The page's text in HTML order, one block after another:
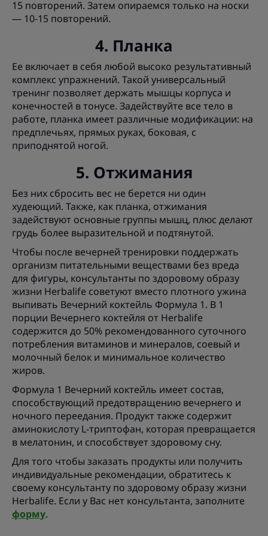
15 повторений. Затем опираемся только на носки
— 10-15 повторений.
4. Планка
Ее включает в себя любой высоко результативный
комплекс упражнений. Такой универсальный
тренинг позволяет держать мышцы корпуса и
конечностей в тонусе. Задействуйте все тело в
работе, планка имеет различные модификации: на
предплечьях, прямых руках, боковая, с
приподнятой ногой.
5. Отжимания
Без них сбросить вес не берется ни один
худеющий. Также, как планка, отжимания
задействуют основные группы мышц, плюс делают
грудь более выразительной и подтянутой.
Чтобы после вечерней тренировки поддержать
организм питательными веществами без вреда
для фигуры, консультанты по здоровому образу
жизни Herbalife советуют вместо плотного ужина
выпивать Вечерний коктейль Формула 1. В 1
порции Вечернего коктейля от Herbalife
содержится до 50% рекомендованного суточного
потребления витаминов и минералов, соевый и
молочный белок и минимальное количество
жиров.
Формула 1 Вечерний коктейль имеет состав,
способствующий предотвращению вечернего и
ночного переедания. Продукт также содержит
аминокислоту L-триптофан, которая превращается
в мелатонин, и способствует здоровому сну.
Для того чтобы заказать продукты или получить
индивидуальные рекомендации, обратитесь к
своему консультанту по здоровому образу жизни
Herbalife. Если у Вас нет консультанта, заполните
форму.